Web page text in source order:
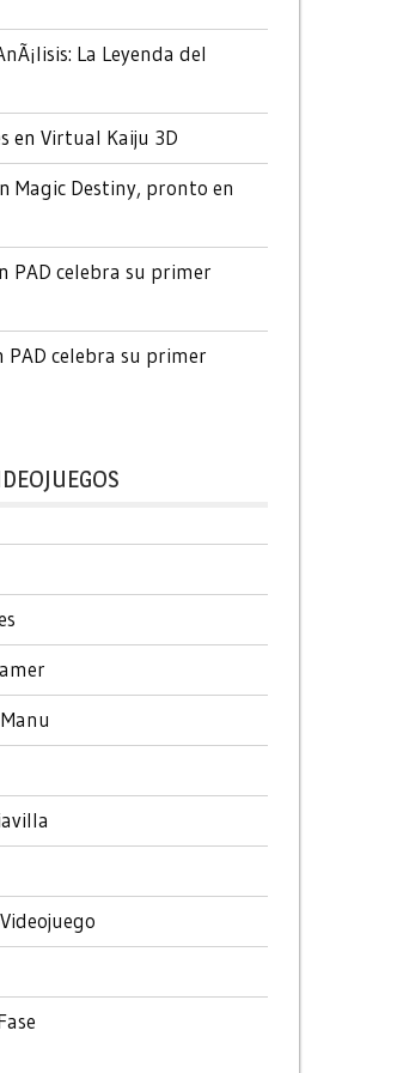
La Leyenda del
en Virtual Kaiju 3D
Magic Destiny, pronto en
PAD celebra su primer
PAD celebra su primer